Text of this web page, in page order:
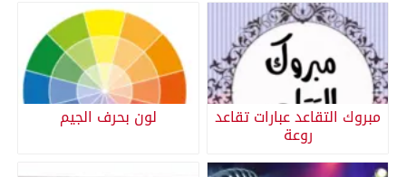
مبروك التقاعد عبارات تقاعد
روعة
لون بحرف الجيم